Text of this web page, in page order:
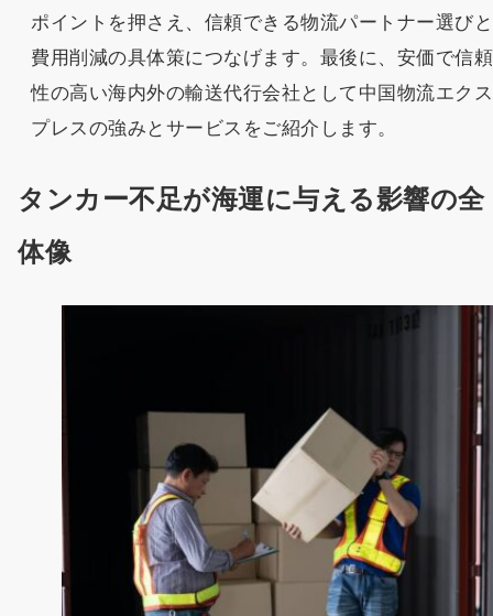
ポイントを押さえ、信頼できる物流パートナー選びと
費用削減の具体策につなげます。最後に、安価で信頼
性の高い海内外の輸送代行会社として中国物流エクス
プレスの強みとサービスをご紹介します。
タンカー不足が海運に与える影響の全
体像